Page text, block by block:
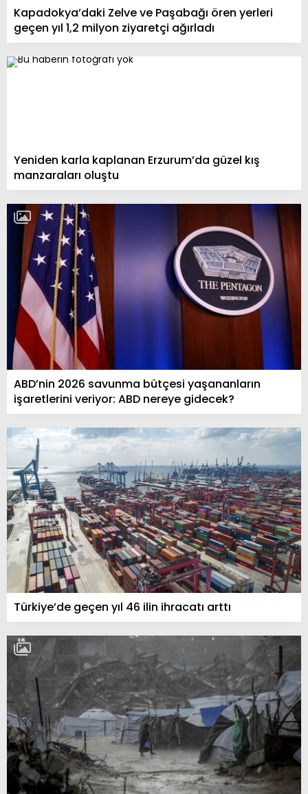
Kapadokya’daki Zelve ve Paşabağı ören yerleri
geçen yıl 1,2 milyon ziyaretçi ağırladı
Yeniden karla kaplanan Erzurum’da güzel kış
manzaraları oluştu
ABD’nin 2026 savunma bütçesi yaşananların
işaretlerini veriyor: ABD nereye gidecek?
Türkiye’de geçen yıl 46 ilin ihracatı arttı